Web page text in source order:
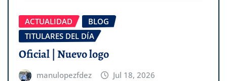
ACTUALIDAD
BLOG
TITULARES DEL DÍA
Oficial | Nuevo logo
manulopezfdez Jul 18, 2026